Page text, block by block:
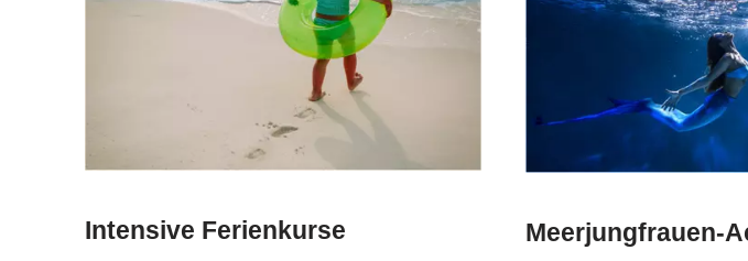
Intensive Ferienkurse Meerjungfrauen-